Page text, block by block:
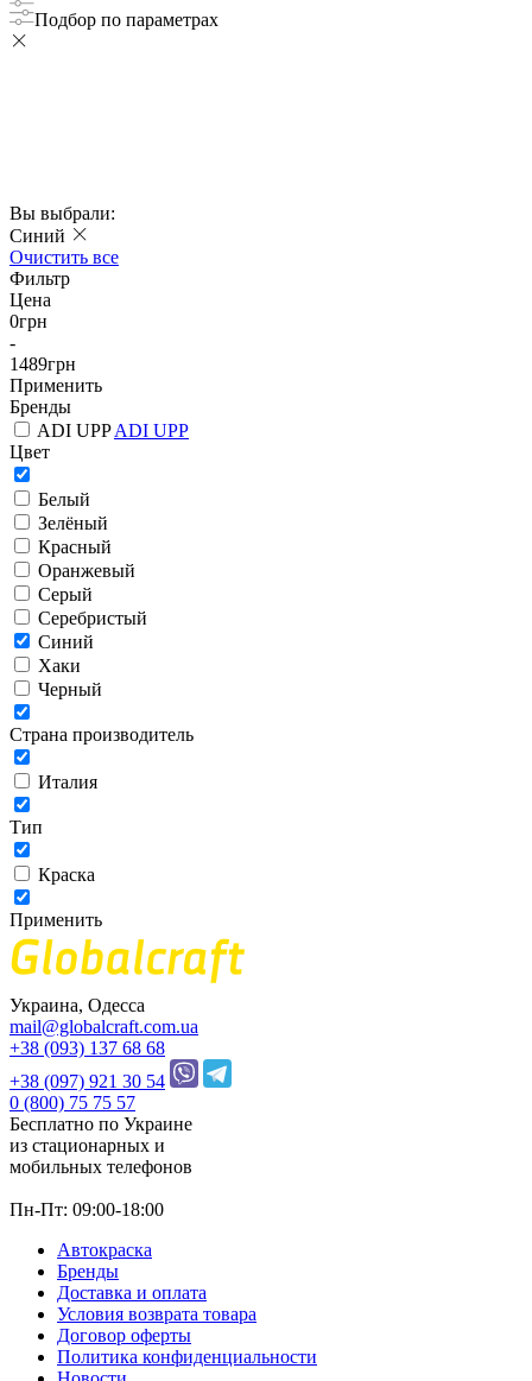
Подбор по параметрах
Вы выбрали:
Синий
Очистить все
Фильтр
Цена
0грн
-
1489грн
Применить
Бренды
ADI UPPADI UPP
Цвет
Белый
Зелёный
Красный
Оранжевый
Серый
Серебристый
Синий
Хаки
Черный
Страна производитель
Италия
Тип
Краска
Применить
Украина, Одесса
mail@globalcraft.com.ua
+38 (093) 137 68 68
+38 (097) 921 30 54
0 (800) 75 75 57
Бесплатно по Украине
из стационарных и
мобильных телефонов
Пн-Пт: 09:00-18:00
Автокраска
Бренды
Доставка и оплата
Условия возврата товара
Договор оферты
Политика конфиденциальности